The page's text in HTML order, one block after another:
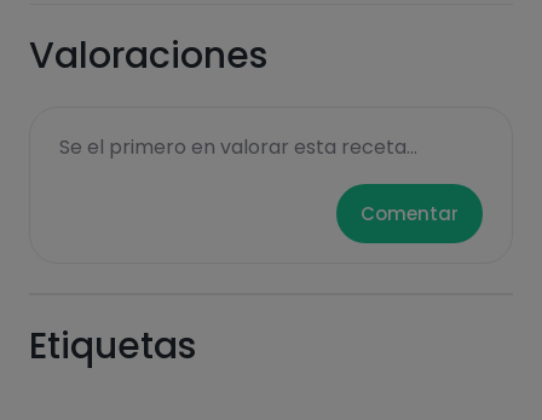
Valoraciones
Se el primero en valorar esta receta...
Comentar
Etiquetas